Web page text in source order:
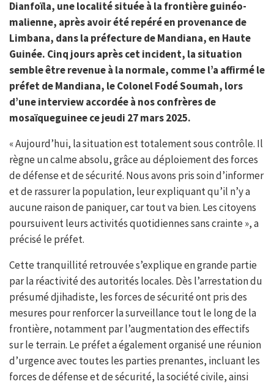
Dianfoïla, une localité située à la frontière guinéo-
malienne, après avoir été repéré en provenance de
Limbana, dans la préfecture de Mandiana, en Haute
Guinée. Cinq jours après cet incident, la situation
semble être revenue à la normale, comme l’a affirmé le
préfet de Mandiana, le Colonel Fodé Soumah, lors
d’une interview accordée à nos confrères de
mosaïqueguinee ce jeudi 27 mars 2025.
« Aujourd’hui, la situation est totalement sous contrôle. Il
règne un calme absolu, grâce au déploiement des forces
de défense et de sécurité. Nous avons pris soin d’informer
et de rassurer la population, leur expliquant qu’il n’y a
aucune raison de paniquer, car tout va bien. Les citoyens
poursuivent leurs activités quotidiennes sans crainte », a
précisé le préfet.
Cette tranquillité retrouvée s’explique en grande partie
par la réactivité des autorités locales. Dès l’arrestation du
présumé djihadiste, les forces de sécurité ont pris des
mesures pour renforcer la surveillance tout le long de la
frontière, notamment par l’augmentation des effectifs
sur le terrain. Le préfet a également organisé une réunion
d’urgence avec toutes les parties prenantes, incluant les
forces de défense et de sécurité, la société civile, ainsi